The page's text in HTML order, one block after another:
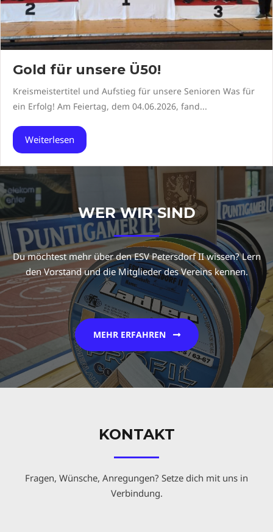
Gold für unsere Ü50!
Kreismeistertitel und Aufstieg für unsere Senioren Was für
ein Erfolg! Am Feiertag, dem 04.06.2026, fand...
Weiterlesen
WER WIR SIND
Du möchtest mehr über den ESV Petersdorf II wissen? Lern
den Vorstand und die Mitglieder des Vereins kennen.
MEHR ERFAHREN
KONTAKT
Fragen, Wünsche, Anregungen? Setze dich mit uns in
Verbindung.